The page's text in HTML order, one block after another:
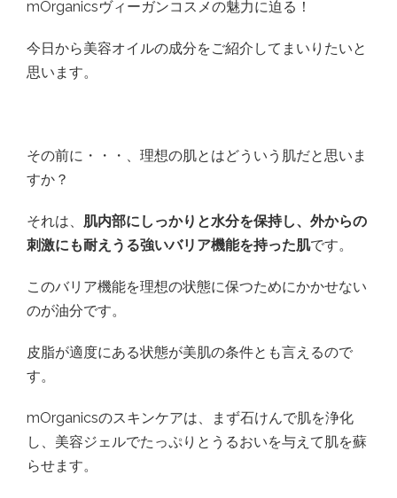
mOrganicsヴィーガンコスメの魅力に迫る！
今日から美容オイルの成分をご紹介してまいりたいと
思います。
その前に・・・、理想の肌とはどういう肌だと思いま
すか？
それは、 肌内部にしっかりと水分を保持し、外からの
刺激にも耐えうる強いバリア機能を持った肌です。
このバリア機能を理想の状態に保つためにかかせない
のが油分です。
皮脂が適度にある状態が美肌の条件とも言えるので
す。
mOrganicsのスキンケアは、まず石けんで肌を浄化
し、美容ジェルでたっぷりとうるおいを与えて肌を蘇
らせます。